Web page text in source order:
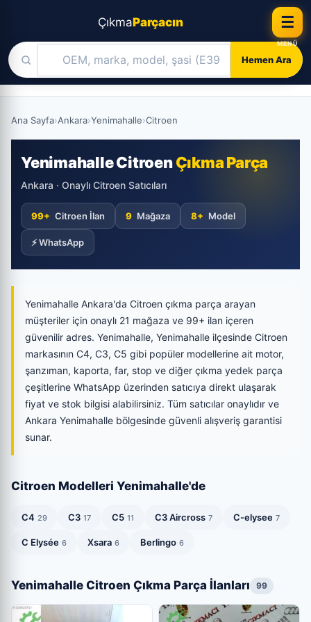
ÇıkmaParçacın
Hemen Ara
☰
Ana Sayfa›Ankara›Yenimahalle›Citroen
Yenimahalle CitroenÇıkma Parça
Ankara · Onaylı Citroen Satıcıları
99+ Citroen İlan 9 Mağaza 8+ Model
⚡ WhatsApp
Yenimahalle Ankara'da Citroen çıkma parça arayan
müşteriler için onaylı 21 mağaza ve 99+ ilan içeren
güvenilir adres. Yenimahalle, Yenimahalle ilçesinde Citroen
markasının C4, C3, C5 gibi popüler modellerine ait motor,
şanzıman, kaporta, far, stop ve diğer çıkma yedek parça
çeşitlerine WhatsApp üzerinden satıcıya direkt ulaşarak
fiyat ve stok bilgisi alabilirsiniz. Tüm satıcılar onaylıdır ve
Ankara Yenimahalle bölgesinde güvenli alışveriş garantisi
sunar.
Citroen Modelleri Yenimahalle'de
C4 29 C3 17 C5 11 C3 Aircross 7 C-elysee 7
C Elysée 6 Xsara 6 Berlingo 6
Yenimahalle Citroen Çıkma Parça İlanları 99